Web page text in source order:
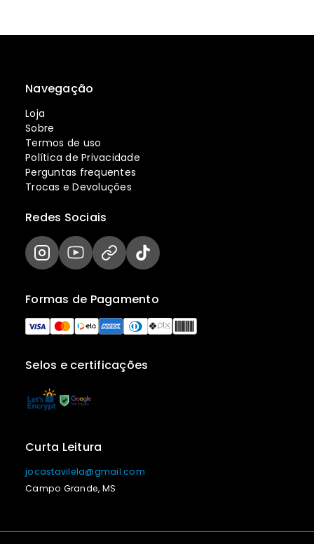
Navegação
Loja
Sobre
Termos de uso
Política de Privacidade
Perguntas frequentes
Trocas e Devoluções
Selos e certificações
Formas de Pagamento
Redes Sociais
Curta Leitura
jocastavilela@gmail.com
Campo Grande, MS